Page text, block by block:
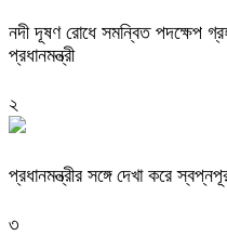
নদী দূষণ রোধে সমন্বিত পদক্ষেপ
প্রধানমন্ত্রী
২
প্রধানমন্ত্রীর সঙ্গে দেখা করে
৩